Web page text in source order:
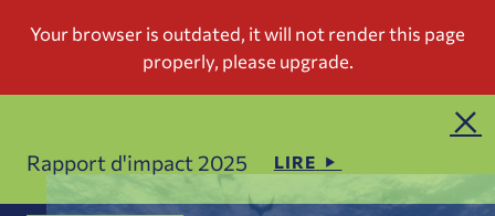
Rapport d'impact 2025 LIRE